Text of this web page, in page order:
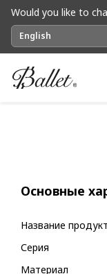
Would you like to
English
Основные
Название
Серия
Материал